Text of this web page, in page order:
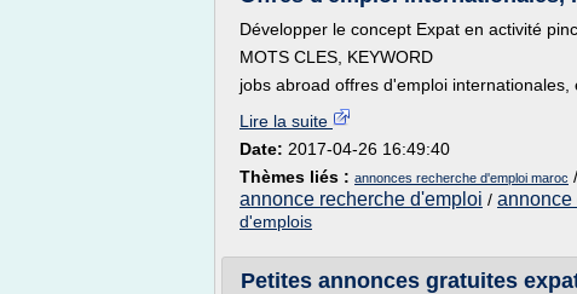
Développer le concept Expat en activité
MOTS CLES, KEYWORD
jobs abroad offres d'emploi internationales,
Lire la suite
Date: 2017-04-26 16:49:40
Thèmes liés : annonces recherche d'emploi maroc /
annonce recherche d'emploi / annonce
d'emplois
Petites annonces gratuites